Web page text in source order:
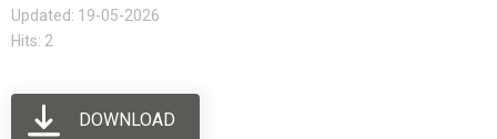
Updated: 19-05-2026
Hits: 2
DOWNLOAD